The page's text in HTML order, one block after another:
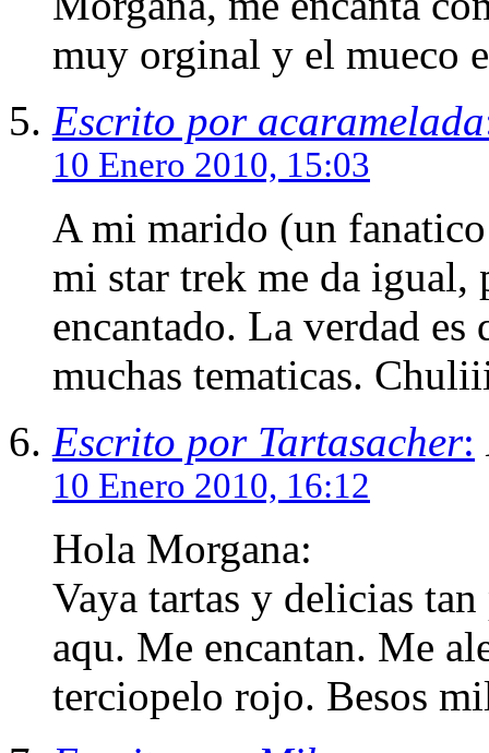
muy orginal y el mueco
Escrito por acaramelada
10 Enero 2010, 15:03
A mi marido (un
mi star trek me da igual,
encantado. La verdad es
muchas tematicas.
Escrito por Tartasacher:
10 Enero 2010, 16:12
Hola Morgana:
Vaya tartas y delicias
aqu. Me encantan. Me
terciopelo rojo. Besos